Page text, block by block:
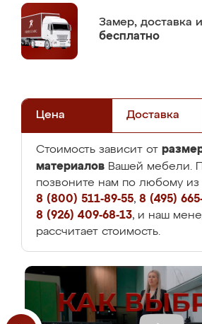
Замер, доставка
бесплатно
Цена Доставка
Стоимость зависит от
материалов Вашей мебели.
позвоните нам по любому
8 (800) 511-89-55, 8 (495)
8 (926) 409-68-13, и наш
рассчитает стоимость.